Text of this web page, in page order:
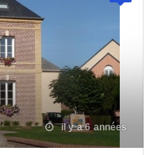
il y a 6 années